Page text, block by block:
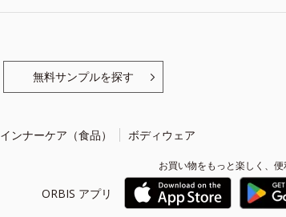
無料サンプルを探す
インナーケア（食品） ボディウェア
ORBIS アプリ
お買い物をもっと楽しく、便